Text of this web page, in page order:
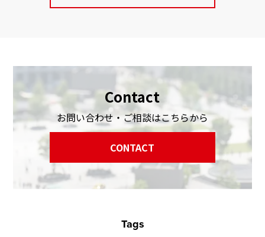
Contact
お問い合わせ・ご相談はこちらから
CONTACT
Tags